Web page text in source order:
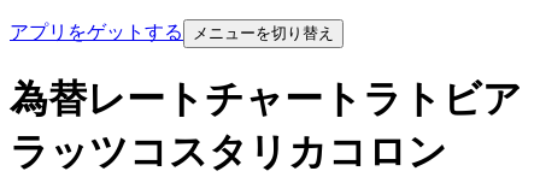
アプリをゲットする
メニューを切り替え
為替レートチャートラトビア
ラッツコスタリカコロン